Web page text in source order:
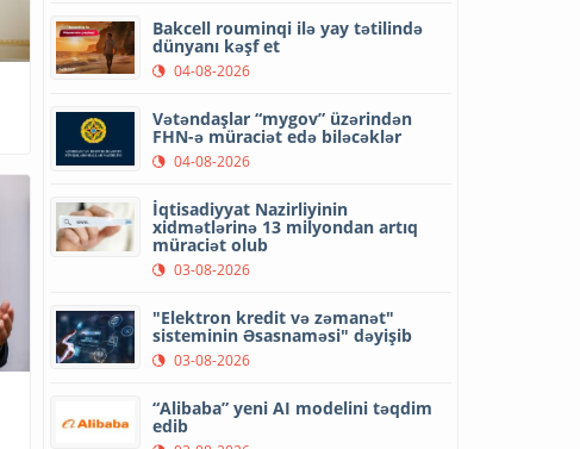
Bakcell rouminqi ilə yay tətilində
dünyanı kəşf et
04-08-2026
Vətəndaşlar “mygov” üzərindən
FHN-ə müraciət edə biləcəklər
04-08-2026
İqtisadiyyat Nazirliyinin
xidmətlərinə 13 milyondan artıq
müraciət olub
03-08-2026
"Elektron kredit və zəmanət"
sisteminin Əsasnaməsi" dəyişib
03-08-2026
“Alibaba” yeni AI modelini təqdim
edib